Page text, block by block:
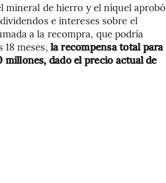
mineral de hierro y el níquel aprobó
e intereses sobre el
a la recompra, que podría
meses, la recompensa total para
dado el precio actual de